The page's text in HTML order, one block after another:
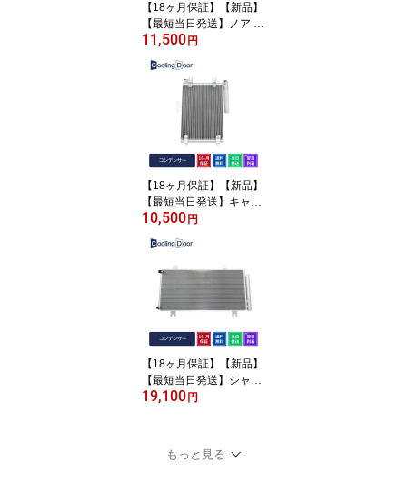
【18ヶ月保証】【新品】
【最短当日発送】ノア ラ
ジエーター AZR60G AZ
ZRR70W ZRR75W 1640
0-28360 16400-37220
A/T CVT CoolingDoor T
OYOTA NOAH noah 車
車用品 カー用品 のあ ト
ヨタ ラジエター DBA-ZR
R70G DBA-ZRR70W DB
A-ZRR75G DBA-ZRR75
W 車検対応
11,500 円
【18ヶ月保証】【新品】
【最短当日発送】キャリ
ィ コンデンサー DA63T
10,500 円
【18ヶ月保証】【新品】
【最短当日発送】シャト
ル コンデンサー ハイブ
19,100 円
もっと見る